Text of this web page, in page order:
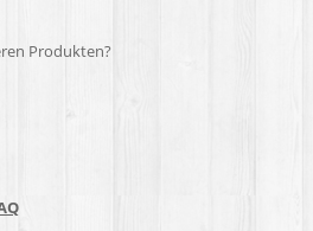
Produkten?